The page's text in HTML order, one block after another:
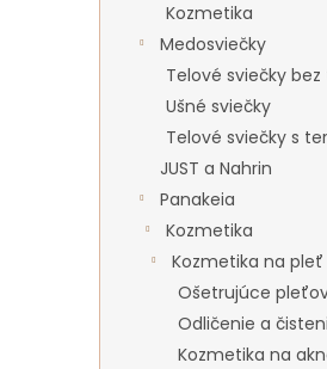
Kozmetika
Medosviečky
Telové sviečky
Ušné sviečky
Telové sviečky s
JUST a Nahrin
Panakeia
Kozmetika
Kozmetika na pleť
Ošetrujúce
Odličenie a
Kozmetika na